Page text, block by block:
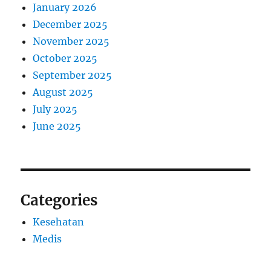
January 2026
December 2025
November 2025
October 2025
September 2025
August 2025
July 2025
June 2025
Categories
Kesehatan
Medis